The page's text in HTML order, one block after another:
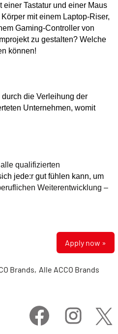
Tastatur und einer Maus
mit einem Laptop-Riser,
Gaming-Controller von
zu gestalten? Welche
können!
die Verleihung der
Unternehmen, womit
qualifizierten
jede:r gut fühlen kann, um
Weiterentwicklung –
Apply now »
Brands, Alle ACCO Brands
O
p
e
p
e
O
p
e